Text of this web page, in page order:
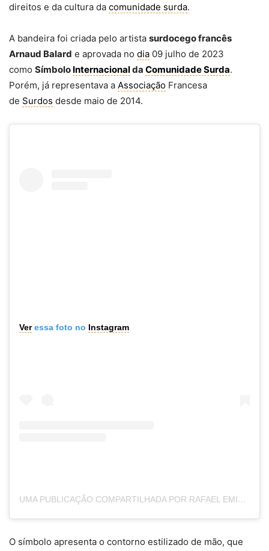
direitos e da cultura da comunidade surda.
A bandeira foi criada pelo artista surdocego francês
Arnaud Balard e aprovada no dia 09 julho de 2023
como Símbolo Internacionalda Comunidade Surda.
Porém, já representava a Associação Francesa
de Surdos desde maio de 2014.
Veressa foto no Instagram
UMA PUBLICAÇÃO COMPARTILHADA POR RAFAEL EMIL (@RAFAELEMIL)
O símbolo apresenta o contorno estilizado de mão, que